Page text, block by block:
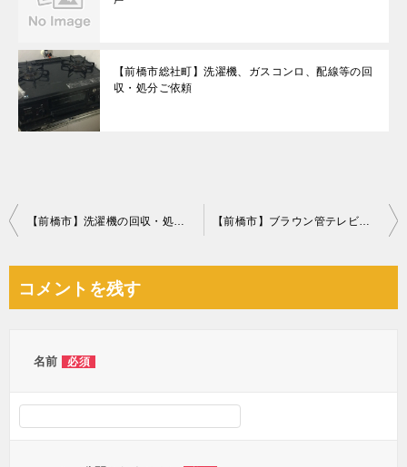
【前橋市総社町】洗濯機、ガスコンロ、配線等の回
収・処分ご依頼
投
ビ
【前橋市】洗濯機の回収・処分ご依頼 お客様の声 【前橋市】ブラウン管テレビ、洗濯機、ソファーの回収・処分ご依頼
コメントを残す
名前 必須